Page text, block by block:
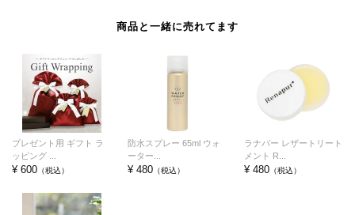
商品と一緒に売れてます
プレゼント用 ギフト ラ
ッピング ...
¥ 600 （税込）
防水スプレー 65ml ウォ
ーター...
¥ 480 （税込）
ラナパー レザートリート
メント R...
¥ 480（税込）